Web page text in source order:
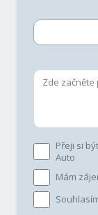
Přeji si
Auto
Mám